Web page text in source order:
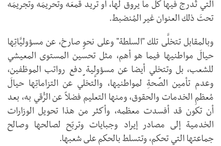
التي تُدرج فيها كلَّ ما يروق لها، أو تريد قمعَه وتحريمَه وتجريمَه
تحتَ ذلك العنوان غير المُنضبط.
وبالمقابل تتخلَّى تلك "السلطة" وعلى نحوٍ صارخ، عن مسؤوليَّاتِها
حيالَ مواطنيها فيما هو أهم، مثل تحسين المستوى المعيشي
للشعب، بل وتتخلي أيضا عن مسؤولية دفع رواتب الموظفين،
وعدم تأمين الصِّحةِ لمواطنيها، والَّتخلِّي عن التزاماتِها حيالَ
مُعظمِ الخدمات والحقوق، ومنها التعليم فضلاً عن الرُّقي به، بعد
أن تكون قد أفسدت معظمه، وأكثر من هذا تحويل الوزارات
الخدمية إلى مصادر إيراد وجبايات وتربّح لصالحها وصالح
جماعتها التي تحكم، وتتسلط بالحكم على شعبها.